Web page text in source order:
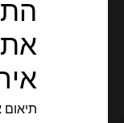
תיאום